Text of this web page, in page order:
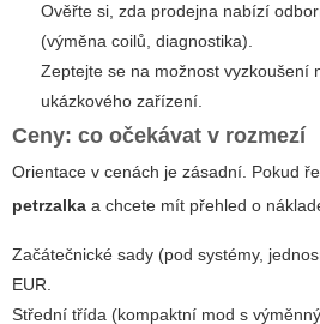
Ověřte si, zda prodejna nabízí
(výměna coilů, diagnostika).
Zeptejte se na možnost vyzkoušení
ukázkového zařízení.
Ceny: co očekávat v rozmezí
Orientace v cenách je zásadní. Pokud
petrzalka a chcete mít přehled o
Začátečnické sady (pod systémy,
EUR.
Střední třída (kompaktní mod s